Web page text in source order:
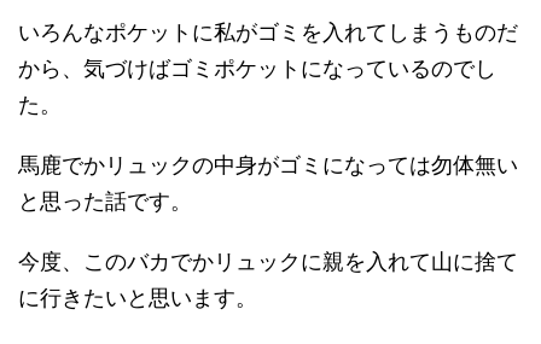
いろんなポケットに私がゴミを入れてしまうものだ
から、気づけばゴミポケットになっているのでし
た。
馬鹿でかリュックの中身がゴミになっては勿体無い
と思った話です。
今度、このバカでかリュックに親を入れて山に捨て
に行きたいと思います。